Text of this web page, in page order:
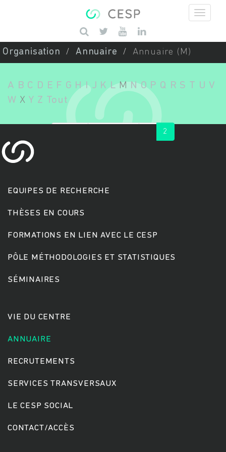
Saisissez vos mots-clés
Organisation Annuaire Annuaire (M)
A B C D E F G H I J K L M N O P Q R S T U V
W X Y Z Tout
2
EQUIPES DE RECHERCHE
THÈSES EN COURS
FORMATIONS EN LIEN AVEC LE CESP
PÔLE MÉTHODOLOGIES ET STATISTIQUES
SÉMINAIRES
VIE DU CENTRE
ANNUAIRE
RECRUTEMENTS
SERVICES TRANSVERSAUX
LE CESP SOCIAL
CONTACT/ACCÈS